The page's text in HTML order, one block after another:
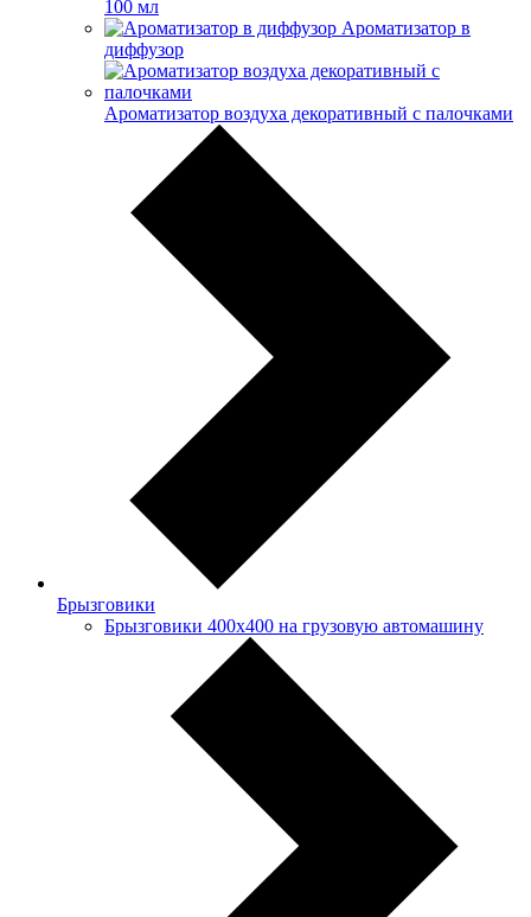
100 мл
Ароматизатор в
диффузор
Ароматизатор воздуха декоративный с палочками
Брызговики
Брызговики 400х400 на грузовую автомашину